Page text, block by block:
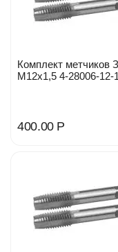
Комплект метчиков
М12х1,5 4-28006-12-
400.00 Р